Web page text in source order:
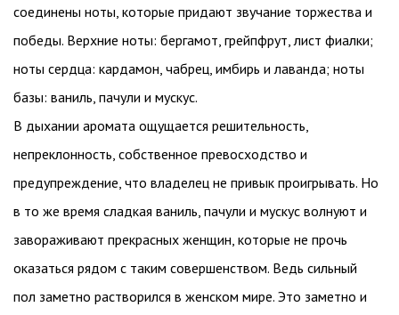
соединены ноты, которые придают звучание торжества и
победы. Верхние ноты: бергамот, грейпфрут, лист фиалки;
ноты сердца: кардамон, чабрец, имбирь и лаванда; ноты
базы: ваниль, пачули и мускус.
В дыхании аромата ощущается решительность,
непреклонность, собственное превосходство и
предупреждение, что владелец не привык проигрывать. Но
в то же время сладкая ваниль, пачули и мускус волнуют и
завораживают прекрасных женщин, которые не прочь
оказаться рядом с таким совершенством. Ведь сильный
пол заметно растворился в женском мире. Это заметно и